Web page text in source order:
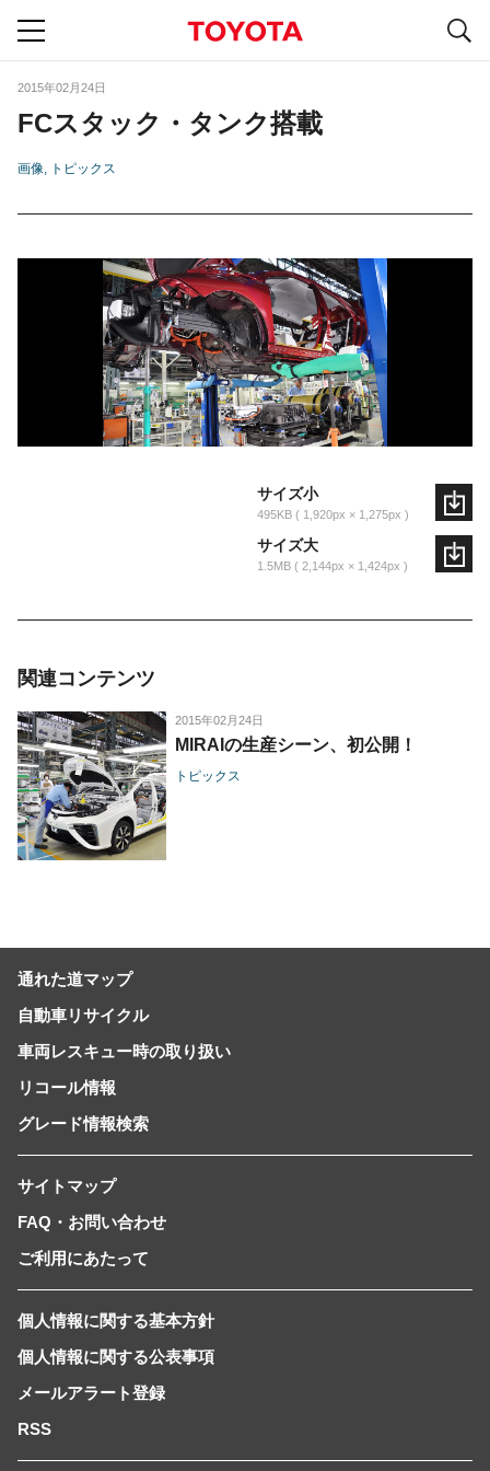
2015年02月24日
FCスタック・タンク搭載
画像 トピックス
サイズ小
495KB 1,920px × 1,275px
サイズ大
1.5MB 2,144px × 1,424px
関連コンテンツ
2015年02月24日
MIRAIの生産シーン、初公開！
トピックス
通れた道マップ
自動車リサイクル
車両レスキュー時の取り扱い
リコール情報
グレード情報検索
サイトマップ
FAQ・お問い合わせ
ご利用にあたって
個人情報に関する基本方針
個人情報に関する公表事項
メールアラート登録
RSS